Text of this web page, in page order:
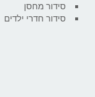
סידור מחסן
סידור חדרי ילדים